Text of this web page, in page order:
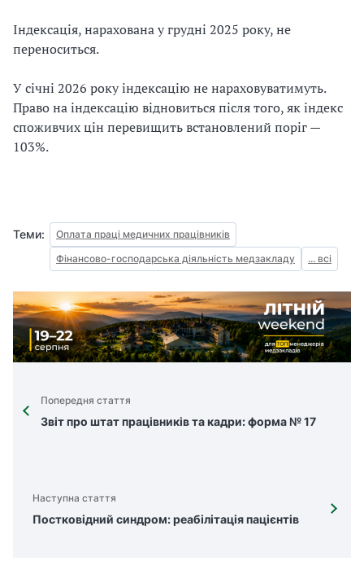
Індексація, нарахована у грудні 2025 року, не
переноситься.
У січні 2026 року індексацію не нараховуватимуть.
Право на індексацію відновиться після того, як індекс
споживчих цін перевищить встановлений поріг —
103%.
Теми:
Оплата праці медичних працівників
Фінансово-господарська діяльність медзакладу
... всі
Попередня стаття
Звіт про штат працівників та кадри: форма № 17
Наступна стаття
Постковідний синдром: реабілітація пацієнтів